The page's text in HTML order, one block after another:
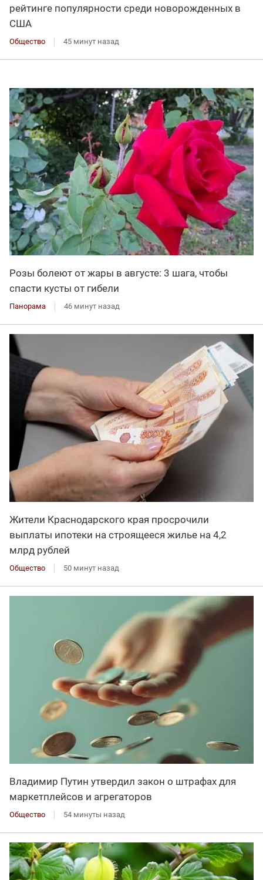
рейтинге популярности среди новорожденных в
США
Общество 45 минут назад
Розы болеют от жары в августе: 3 шага, чтобы
спасти кусты от гибели
Панорама 46 минут назад
Жители Краснодарского края просрочили
выплаты ипотеки на строящееся жилье на 4,2
млрд рублей
Общество 50 минут назад
Владимир Путин утвердил закон о штрафах для
маркетплейсов и агрегаторов
Общество 54 минуты назад